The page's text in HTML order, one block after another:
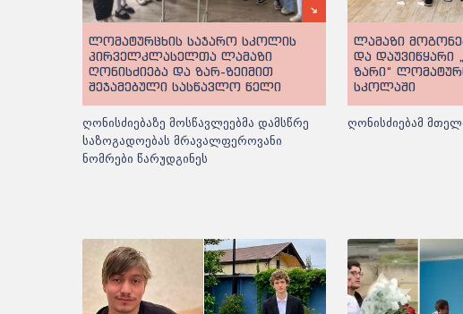
ლომატურცხის საჯარო სკოლის
პირველკლასელთა ლამაზი
ღონისძიება და ზარ-ზეიმით
შეჯამებული სასწავლო წელი
ღონისძიებაზე მოსწავლეებმა დამსწრე
საზოგადოებას მრავალფეროვანი
ნომრები წარუდგინეს
ლამაზი
და
ზარი“
სკოლაში
ღონისძიებამ